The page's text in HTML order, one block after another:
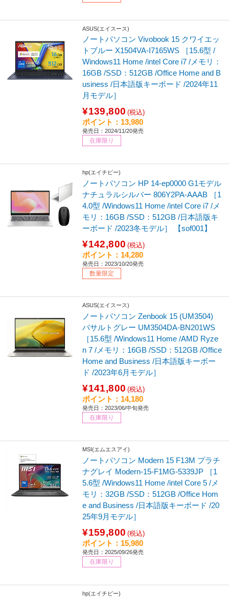
ASUS(エイスース)
ノートパソコン Vivobook 15 クワイエッ
トブルー X1504VA-I7165WS ［15.6型 /
Windows11 Home /intel Core i7 /メモリ：
16GB /SSD：512GB /Office Home and B
usiness /日本語版キーボード /2024年11
月モデル］
¥139,800 (税込)
ポイント：13,980
発売日：2024/11/20発売
在庫限り
hp(エイチピー)
ノートパソコン HP 14-ep0000 G1モデル
ナチュラルシルバー 806Y2PA-AAAB ［1
4.0型 /Windows11 Home /intel Core i7 /メ
モリ：16GB /SSD：512GB /日本語版キ
ーボード /2023冬モデル］ 【sof001】
¥142,800 (税込)
ポイント：14,280
発売日：2023/10/20発売
数量限定
ASUS(エイスース)
ノートパソコン Zenbook 15 (UM3504)
バサルトグレー UM3504DA-BN201WS
［15.6型 /Windows11 Home /AMD Ryze
n 7 /メモリ：16GB /SSD：512GB /Office
Home and Business /日本語版キーボー
ド /2023年6月モデル］
¥141,800 (税込)
ポイント：14,180
発売日：2023/06/中旬発売
在庫限り
MSI(エムエスアイ)
ノートパソコン Modern 15 F13M プラチ
ナグレイ Modern-15-F1MG-5339JP ［1
5.6型 /Windows11 Home /intel Core 5 /メ
モリ：32GB /SSD：512GB /Office Hom
e and Business /日本語版キーボード /20
25年9月モデル］
¥159,800 (税込)
ポイント：15,980
発売日：2025/09/26発売
在庫限り
hp(エイチピー)